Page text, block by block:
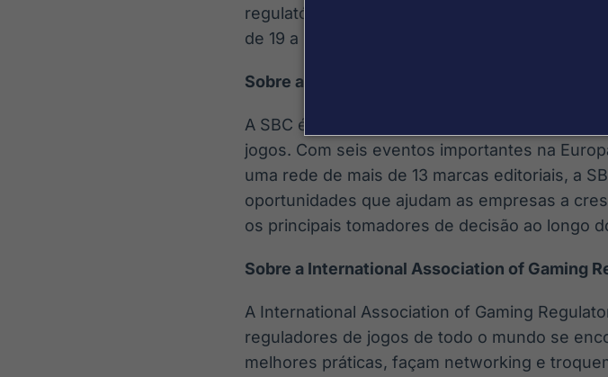
regulatórios. As organizações também
de 19 a 22 de outubro de 2026.
Sobre a SBC
A SBC é líder global em eventos, mídia e
jogos. Com seis eventos importantes na
uma rede de mais de 13 marcas editoriais, a
oportunidades que ajudam as empresas a
os principais tomadores de decisão ao longo
Sobre a International Association of Gaming
A International Association of Gaming
reguladores de jogos de todo o mundo se
melhores práticas, façam networking e